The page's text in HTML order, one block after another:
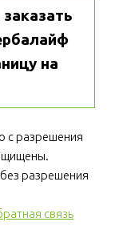
с разрешения
разрешения
связь